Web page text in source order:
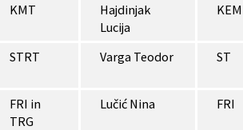
KMT
Hajdinjak
Lucija
KEM2
STRT Varga Teodor ST
FRI in
TRG
Lučić Nina FRI